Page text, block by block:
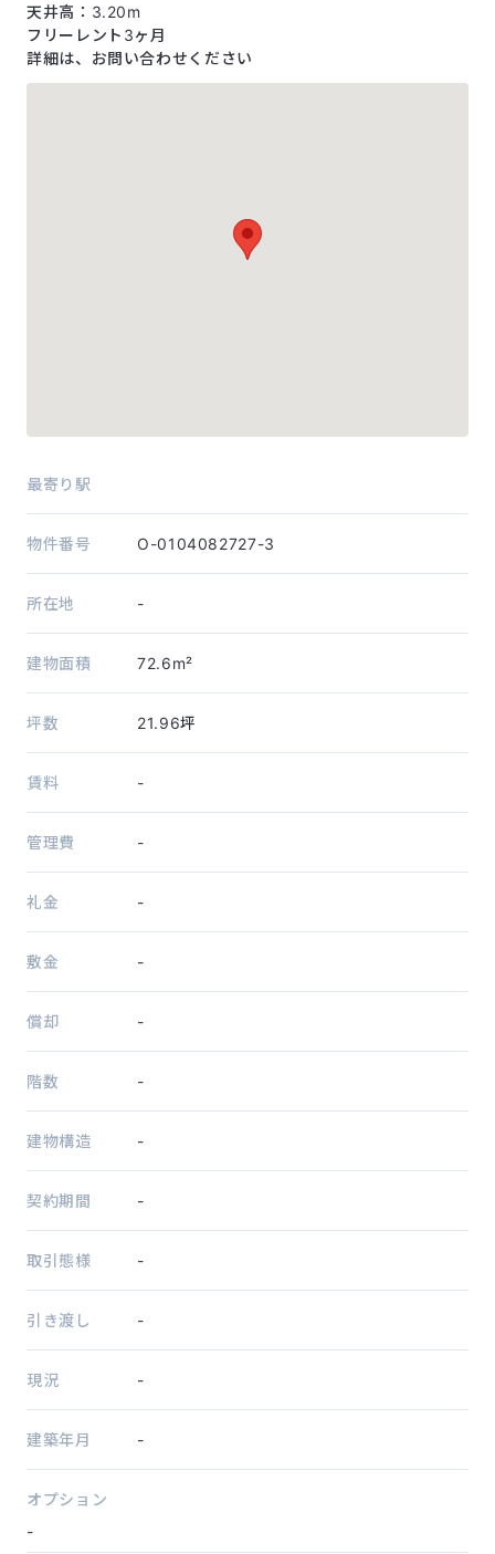
天井高：3.20m
フリーレント3ヶ月
詳細は、お問い合わせください
最寄り駅
物件番号 O-0104082727-3
所在地 -
建物面積 72.6m²
坪数 21.96坪
賃料 -
管理費 -
礼金 -
敷金 -
償却 -
階数 -
建物構造 -
契約期間 -
取引態様 -
引き渡し -
現況 -
建築年月 -
オプション
-